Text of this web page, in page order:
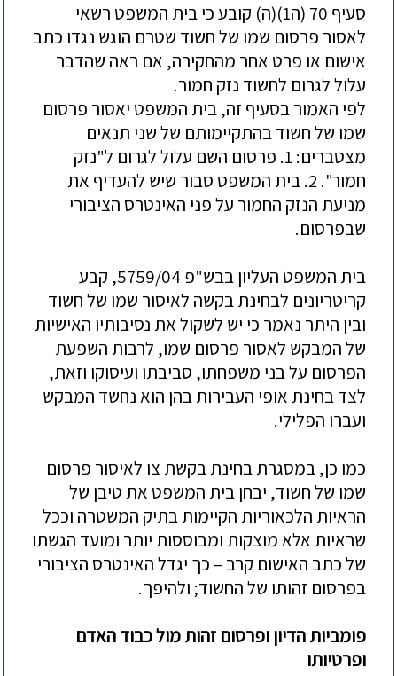
סעיף 70 (ה1)(ה) קובע כי בית המשפט רשאי
לאסור פרסום שמו של חשוד שטרם הוגש נגדו כתב
אישום או פרט אחר מהחקירה, אם ראה שהדבר
עלול לגרום לחשוד נזק חמור.
לפי האמור בסעיף זה, בית המשפט יאסור פרסום
שמו של חשוד בהתקיימותם של שני תנאים
מצטברים: 1. פרסום השם עלול לגרום ל"נזק
חמור". 2. בית המשפט סבור שיש להעדיף את
מניעת הנזק החמור על פני האינטרס הציבורי
שבפרסום.
בית המשפט העליון בבש"פ5759/04, קבע
קריטריונים לבחינת בקשה לאיסור שמו של חשוד
ובין היתר נאמר כי יש לשקול את נסיבותיו האישיות
של המבקש לאסור פרסום שמו, לרבות השפעת
הפרסום על בני משפחתו, סביבתו ועיסוקו וזאת,
לצד בחינת אופי העבירות בהן הוא נחשד המבקש
ועברו הפלילי.
כמו כן, במסגרתבחינת בקשת צו לאיסור פרסום
שמו של חשוד, יבחן בית המשפט את טיבן של
הראיות הלכאוריות הקיימות בתיק המשטרה וככל
שראיות אלא מוצקות ומבוססות יותר ומועד הגשתו
של כתב האישום קרב – כך יגדל האינטרס הציבורי
בפרסום זהותו של החשוד; ולהיפך.
פומביות הדיון ופרסום זהות מול כבוד האדם
ופרטיותו